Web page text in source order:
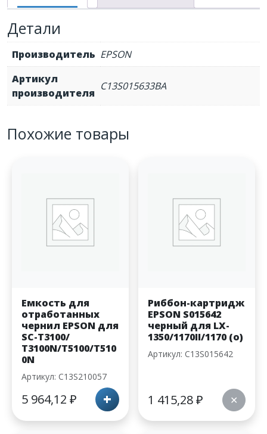
LQ-
300,
LQ-
570,
LQ-
580
Детали
Производитель EPSON
Артикул
производителя
C13S015633BA
Похожие товары
Емкость для
отработанных
чернил EPSON для
SC-T3100/
T3100N/T5100/T510
0N
Артикул: C13S210057
5 964,12 ₽ +
Риббон-картридж
EPSON S015642
черный для LX-
1350/1170II/1170 (o)
Артикул: C13S015642
1 415,28₽ ✕